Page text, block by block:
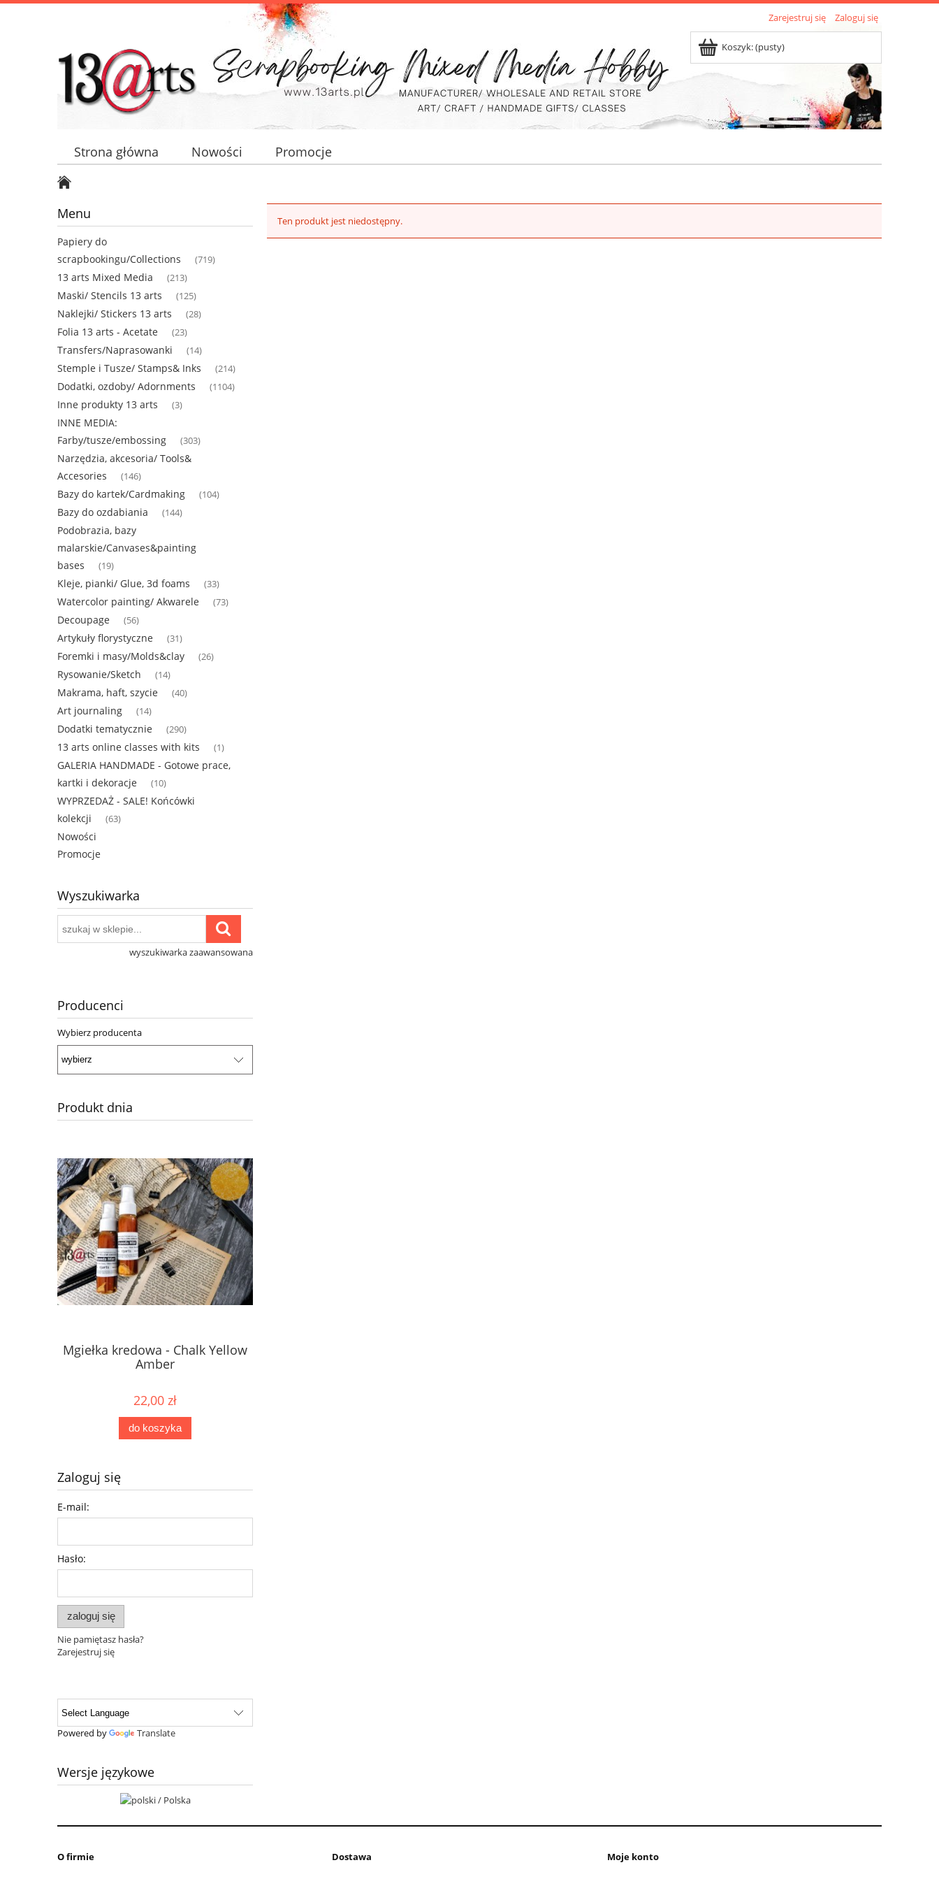
Zarejestruj się Zaloguj się
Koszyk:(pusty)
Strona główna Nowości Promocje
Menu
Papiery do
scrapbookingu/Collections
(719)
13 arts Mixed Media (213)
Maski/ Stencils 13 arts (125)
Naklejki/ Stickers 13 arts (28)
Folia 13 arts - Acetate (23)
Transfers/Naprasowanki (14)
Stemple i Tusze/ Stamps& Inks (214)
Dodatki, ozdoby/ Adornments (1104)
Inne produkty 13 arts (3)
INNE MEDIA:
Farby/tusze/embossing
(303)
Narzędzia, akcesoria/ Tools&
Accesories
(146)
Bazy do kartek/Cardmaking (104)
Bazy do ozdabiania (144)
Podobrazia, bazy
malarskie/Canvases&painting
bases
(19)
Kleje, pianki/ Glue, 3d foams (33)
Watercolor painting/ Akwarele (73)
Decoupage (56)
Artykuły florystyczne (31)
Foremki i masy/Molds&clay (26)
Rysowanie/Sketch (14)
Makrama, haft, szycie (40)
Art journaling (14)
Dodatki tematycznie (290)
13 arts online classes with kits (1)
GALERIA HANDMADE - Gotowe prace,
kartki i dekoracje
(10)
WYPRZEDAŻ - SALE! Końcówki
kolekcji
(63)
Nowości
Promocje
Wyszukiwarka
wyszukiwarka zaawansowana
Producenci
Wybierz producenta
Produkt dnia
Mgiełka kredowa - Chalk Yellow
Amber
22,00 zł
do koszyka
Zaloguj się
E-mail:
Hasło:
zaloguj się
Nie pamiętasz hasła?
Zarejestruj się
Powered by Translate
Wersje językowe
Ten produkt jest niedostępny.
O firmie Dostawa Moje konto